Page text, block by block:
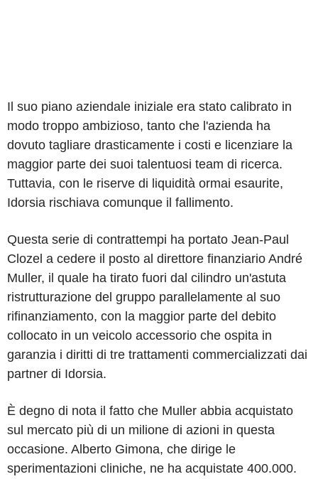
Il suo piano aziendale iniziale era stato calibrato in
modo troppo ambizioso, tanto che l'azienda ha
dovuto tagliare drasticamente i costi e licenziare la
maggior parte dei suoi talentuosi team di ricerca.
Tuttavia, con le riserve di liquidità ormai esaurite,
Idorsia rischiava comunque il fallimento.
Questa serie di contrattempi ha portato Jean-Paul
Clozel a cedere il posto al direttore finanziario André
Muller, il quale ha tirato fuori dal cilindro un'astuta
ristrutturazione del gruppo parallelamente al suo
rifinanziamento, con la maggior parte del debito
collocato in un veicolo accessorio che ospita in
garanzia i diritti di tre trattamenti commercializzati dai
partner di Idorsia.
È degno di nota il fatto che Muller abbia acquistato
sul mercato più di un milione di azioni in questa
occasione. Alberto Gimona, che dirige le
sperimentazioni cliniche, ne ha acquistate 400.000.